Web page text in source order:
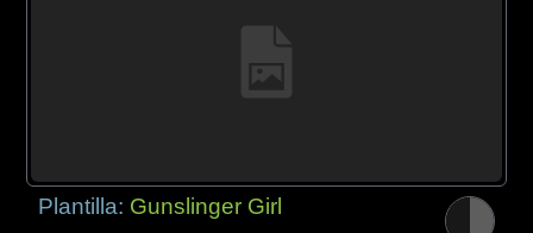
Plantilla: Gunslinger Girl